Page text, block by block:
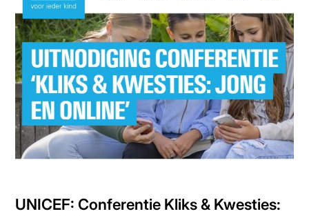
UNICEF: Conferentie Kliks & Kwesties: